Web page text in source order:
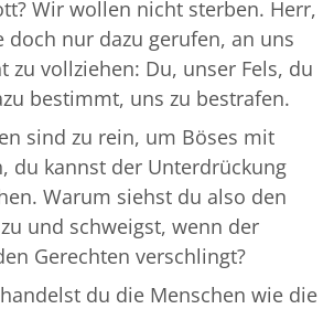
Wir wollen nicht sterben. Herr,
doch nur dazu gerufen, an uns
zu vollziehen: Du, unser Fels, du
bestimmt, uns zu bestrafen.
sind zu rein, um Böses mit
du kannst der Unterdrückung
Warum siehst du also den
und schweigst, wenn der
Gerechten verschlingt?
du die Menschen wie die